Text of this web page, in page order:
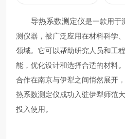
导热系数测定仪是一款用于
测仪器，被广泛应用在材料科学
领域。它可以帮助研究人员和工
能，优化设计和选择合适的材料
合作在南京与伊犁之间悄然展开
热系数测定仪成功入驻伊犁师范
投入使用。